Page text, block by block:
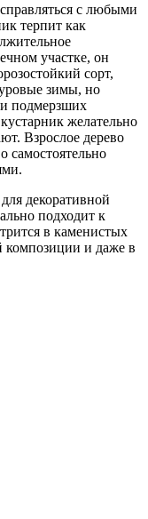
с любыми
терпит как
участке, он
сорт,
зимы, но
подмерзших
желательно
Взрослое дерево
самостоятельно
декоративной
подходит к
в каменистых
композиции и даже в